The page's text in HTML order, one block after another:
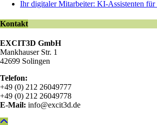
Ihr digitaler Mitarbeiter: KI-Assistenten für
Kontakt
EXCIT3D GmbH
Mankhauser Str. 1
42699 Solingen
Telefon:
+49 (0) 212 26049777
+49 (0) 212 26049778
E-Mail: info@excit3d.de